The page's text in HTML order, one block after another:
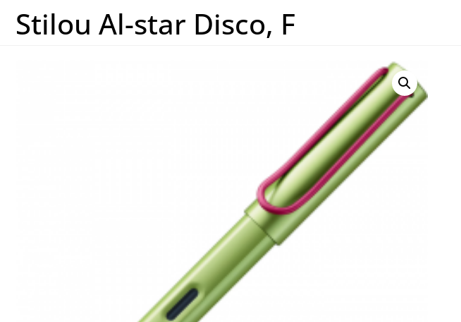
Stilou Al-star Disco, F